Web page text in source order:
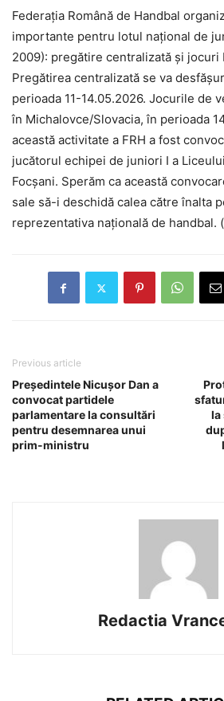
Federația Română de Handbal
importante pentru lotul național de
2009): pregătire centralizată și jocuri
Pregătirea centralizată se va
perioada 11-14.05.2026. Jocurile de
în Michalovce/Slovacia, în perioada
această activitate a FRH a fost
jucătorul echipei de juniori I a
Focșani. Sperăm ca această
sale să-i deschidă calea către înalta
reprezentativa națională de handbal.
Previous article
Președintele Nicușor Dan a
convocat partidele
parlamentare la consultări
pentru desemnarea unui
prim-ministru
la
Redactia